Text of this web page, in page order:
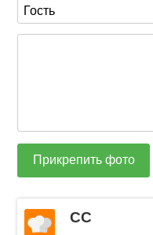
Прикрепить фото
СС